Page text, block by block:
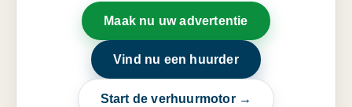
Maak nu uw advertentie
Vind nu een huurder
Start de verhuurmotor →